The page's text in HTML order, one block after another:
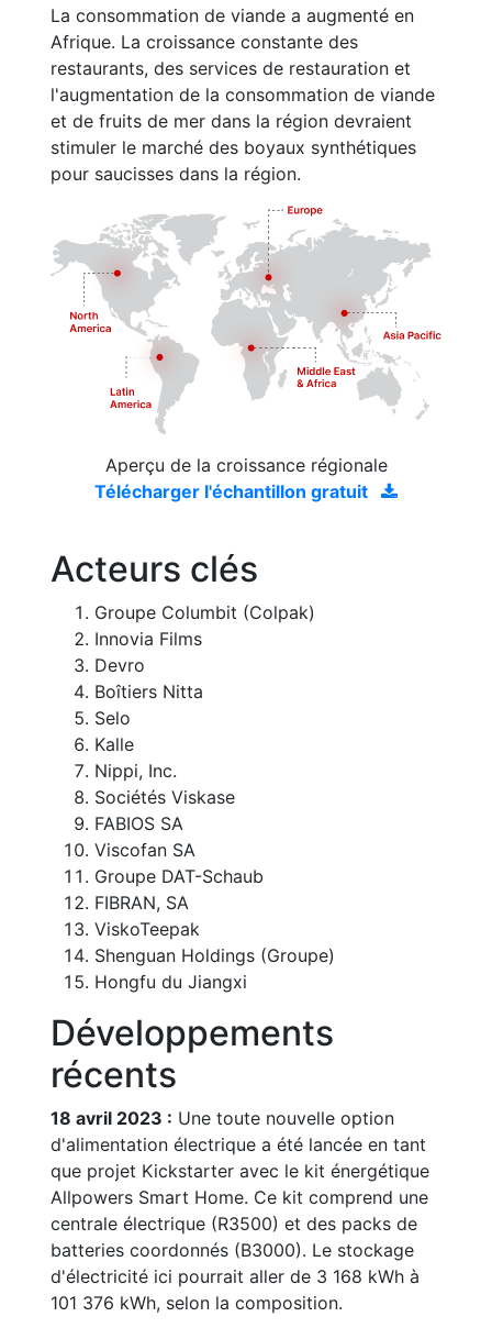
La consommation de viande a augmenté en
Afrique. La croissance constante des
restaurants, des services de restauration et
l'augmentation de la consommation de viande
et de fruits de mer dans la région devraient
stimuler le marché des boyaux synthétiques
pour saucisses dans la région.
Aperçu de la croissance régionale
Télécharger l'échantillon gratuit
Acteurs clés
Groupe Columbit (Colpak)
Innovia Films
Devro
Boîtiers Nitta
Selo
Kalle
Nippi, Inc.
Sociétés Viskase
FABIOS SA
Viscofan SA
Groupe DAT-Schaub
FIBRAN, SA
ViskoTeepak
Shenguan Holdings (Groupe)
Hongfu du Jiangxi
Développements
récents
18 avril 2023 : Une toute nouvelle option
d'alimentation électrique a été lancée en tant
que projet Kickstarter avec le kit énergétique
Allpowers Smart Home. Ce kit comprend une
centrale électrique (R3500) et des packs de
batteries coordonnés (B3000). Le stockage
d'électricité ici pourrait aller de 3 168 kWh à
101 376 kWh, selon la composition.